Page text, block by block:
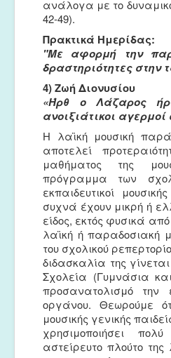
ανάλογα με το
42-49).
Πρακτικά Ημερίδας:
"Με αφορμή την
δραστηριότητες στην
4) Ζωή Διονυσίου
«Ήρθ ο Λάζαρος
ανοιξιάτικοι αγερμοί
Η λαϊκή μουσική
αποτελεί
μαθήματος της
πρόγραμμα των
εκπαιδευτικοί
συχνά έχουν μικρή ή
είδος, εκτός φυσικά
λαϊκή ή παραδοσιακή
του σχολικού
διδασκαλία της
Σχολεία (Γυμνάσια
προσανατολισμό την
οργάνου. Θεωρούμε
μουσικής γενικής
χρησιμοποιήσει
αστείρευτο πλούτο